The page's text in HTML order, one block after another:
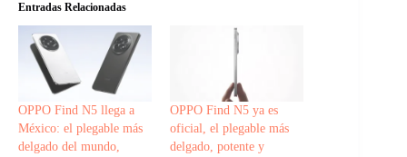
Entradas Relacionadas
OPPO Find N5 llega a
México: el plegable más
delgado del mundo,
OPPO Find N5 ya es
oficial, el plegable más
delgado, potente y